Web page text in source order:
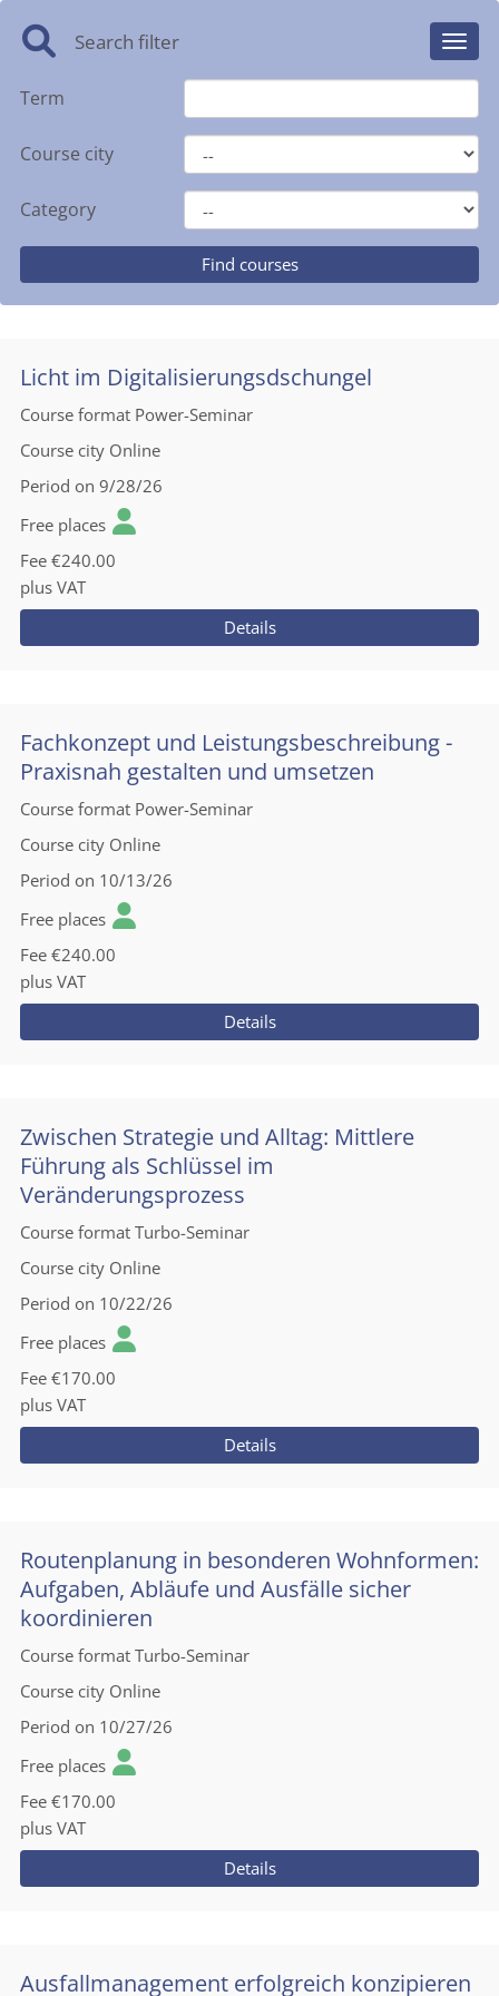
Search filter
Term
Course city
Category
Licht im Digitalisierungsdschungel
Course format Power-Seminar
Course city Online
Period on 9/28/26
Free places
Fee €240.00
plus VAT
Details
Fachkonzept und Leistungsbeschreibung -
Praxisnah gestalten und umsetzen
Course format Power-Seminar
Course city Online
Period on 10/13/26
Free places
Fee €240.00
plus VAT
Details
Zwischen Strategie und Alltag: Mittlere
Führung als Schlüssel im
Veränderungsprozess
Course format Turbo-Seminar
Course city Online
Period on 10/22/26
Free places
Fee €170.00
plus VAT
Details
Routenplanung in besonderen Wohnformen:
Aufgaben, Abläufe und Ausfälle sicher
koordinieren
Course format Turbo-Seminar
Course city Online
Period on 10/27/26
Free places
Fee €170.00
plus VAT
Details
Ausfallmanagement erfolgreich konzipieren